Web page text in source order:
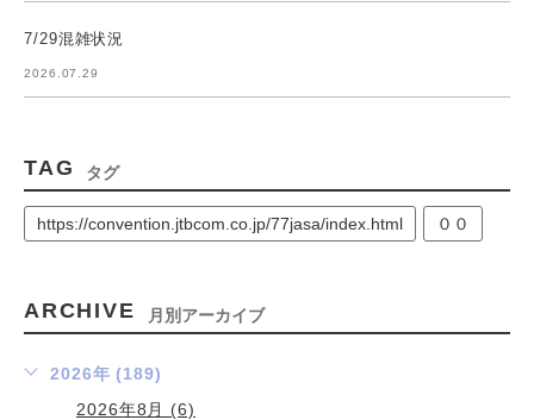
7/29混雑状況
2026.07.29
TAG タグ
https://convention.jtbcom.co.jp/77jasa/index.html ００
ARCHIVE 月別アーカイブ
2026年 (189)
2026年8月 (6)